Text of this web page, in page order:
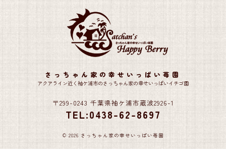
さっちゃん家の幸せいっぱい苺園
アクアライン近く袖ケ浦市のさっちゃん家の幸せいっぱいイチゴ園
〒299-0243 千葉県袖ケ浦市蔵波2926-1
TEL:0438-62-8697
© 2026 さっちゃん家の幸せいっぱい苺園